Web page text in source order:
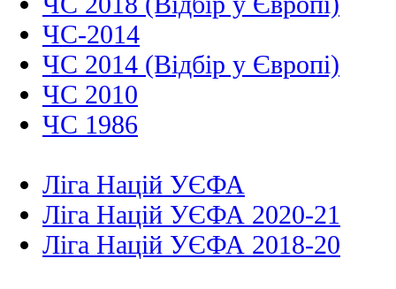
ЧС-2014
ЧС 2014 (Відбір у Європі)
ЧС 2010
ЧС 1986
Ліга Націй УЄФА
Ліга Націй УЄФА 2020-21
Ліга Націй УЄФА 2018-20